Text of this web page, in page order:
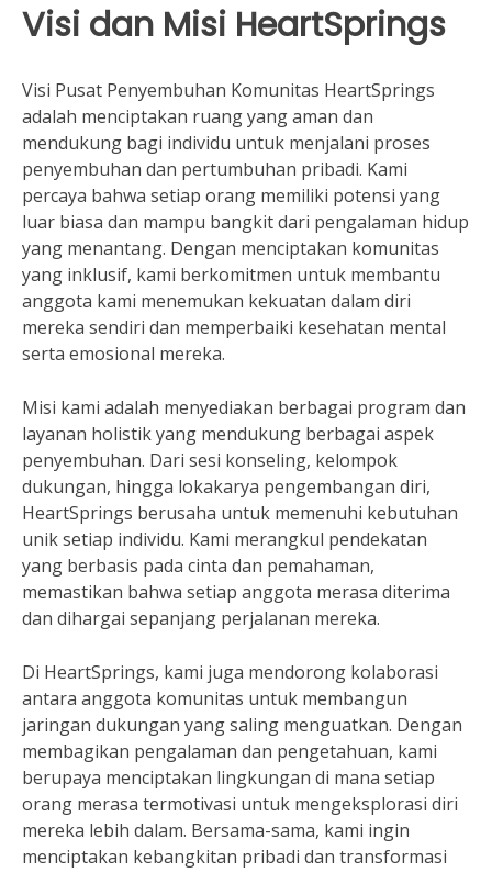
Visi dan Misi HeartSprings
Visi Pusat Penyembuhan Komunitas HeartSprings
adalah menciptakan ruang yang aman dan
mendukung bagi individu untuk menjalani proses
penyembuhan dan pertumbuhan pribadi. Kami
percaya bahwa setiap orang memiliki potensi yang
luar biasa dan mampu bangkit dari pengalaman hidup
yang menantang. Dengan menciptakan komunitas
yang inklusif, kami berkomitmen untuk membantu
anggota kami menemukan kekuatan dalam diri
mereka sendiri dan memperbaiki kesehatan mental
serta emosional mereka.
Misi kami adalah menyediakan berbagai program dan
layanan holistik yang mendukung berbagai aspek
penyembuhan. Dari sesi konseling, kelompok
dukungan, hingga lokakarya pengembangan diri,
HeartSprings berusaha untuk memenuhi kebutuhan
unik setiap individu. Kami merangkul pendekatan
yang berbasis pada cinta dan pemahaman,
memastikan bahwa setiap anggota merasa diterima
dan dihargai sepanjang perjalanan mereka.
Di HeartSprings, kami juga mendorong kolaborasi
antara anggota komunitas untuk membangun
jaringan dukungan yang saling menguatkan. Dengan
membagikan pengalaman dan pengetahuan, kami
berupaya menciptakan lingkungan di mana setiap
orang merasa termotivasi untuk mengeksplorasi diri
mereka lebih dalam. Bersama-sama, kami ingin
menciptakan kebangkitan pribadi dan transformasi